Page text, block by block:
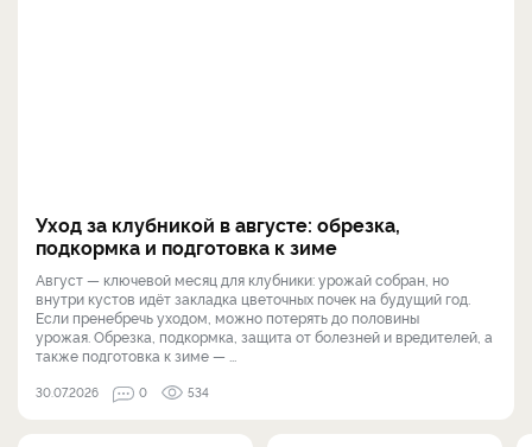
Уход за клубникой в августе: обрезка,
подкормка и подготовка к зиме
Август — ключевой месяц для клубники: урожай собран, но
внутри кустов идёт закладка цветочных почек на будущий год.
Если пренебречь уходом, можно потерять до половины
урожая. Обрезка, подкормка, защита от болезней и вредителей, а
также подготовка к зиме — ...
30.07.2026 0 534